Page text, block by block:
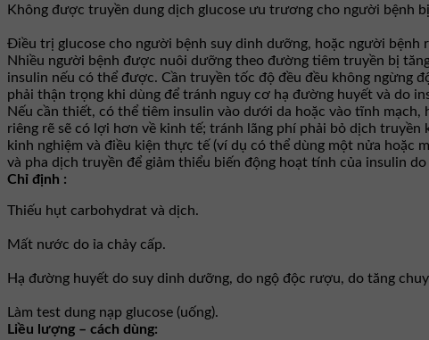
Không được truyền dung dịch glucose ưu trương cho người bệnh
Điều trị glucose cho người bệnh suy dinh dưỡng, hoặc người bệnh
Nhiều người bệnh được nuôi dưỡng theo đường tiêm truyền bị
insulin nếu có thể được. Cần truyền tốc độ đều đều không ngừng
phải thận trọng khi dùng để tránh nguy cơ hạ đường huyết và do
Nếu cần thiết, có thể tiêm insulin vào dưới da hoặc vào tĩnh
riêng rẽ sẽ có lợi hơn về kinh tế; tránh lãng phí phải bỏ dịch
kinh nghiệm và điều kiện thực tế (ví dụ có thể dùng một nửa hoặc
và pha dịch truyền để giảm thiểu biến động hoạt tính của insulin
Chỉ định :
Thiếu hụt carbohydrat và dịch.
Mất nước do ỉa chảy cấp.
Hạ đường huyết do suy dinh dưỡng, do ngộ độc rượu, do tăng
Làm test dung nạp glucose (uống).
Liều lượng – cách dùng: